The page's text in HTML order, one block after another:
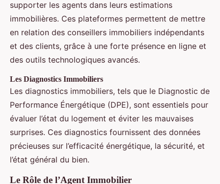
supporter les agents dans leurs estimations
immobilières. Ces plateformes permettent de mettre
en relation des conseillers immobiliers indépendants
et des clients, grâce à une forte présence en ligne et
des outils technologiques avancés.
Les Diagnostics Immobiliers
Les diagnostics immobiliers, tels que le Diagnostic de
Performance Énergétique (DPE), sont essentiels pour
évaluer l’état du logement et éviter les mauvaises
surprises. Ces diagnostics fournissent des données
précieuses sur l’efficacité énergétique, la sécurité, et
l’état général du bien.
Le Rôle de l’Agent Immobilier